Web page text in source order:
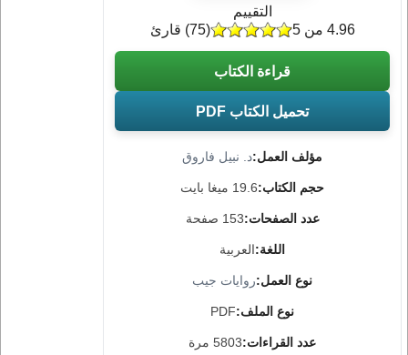
مؤلف العمل:د. نبيل فاروق
حجم الكتاب:19.6 ميغا بايت
عدد الصفحات:153 صفحة
اللغة:العربية
نوع العمل:روايات جيب
نوع الملف:PDF
عدد القراءات:5803 مرة
التقييم
(
75) قارئ 4.96 من 5
قراءة الكتاب
تحميل الكتاب PDF